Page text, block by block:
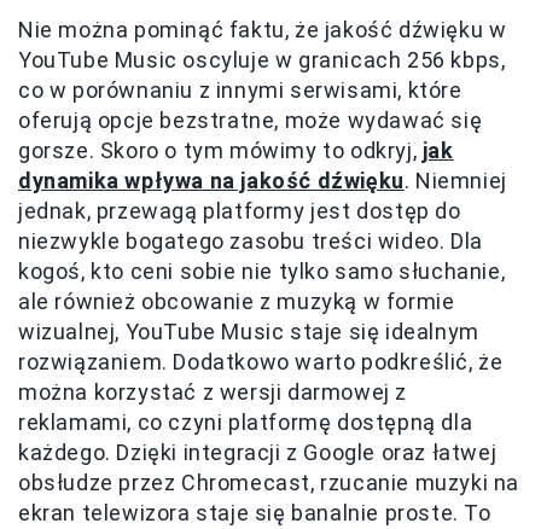
Nie można pominąć faktu, że jakość dźwięku w
YouTube Music oscyluje w granicach 256 kbps,
co w porównaniu z innymi serwisami, które
oferują opcje bezstratne, może wydawać się
gorsze. Skoro o tym mówimy to odkryj, jak
dynamika wpływa na jakość dźwięku. Niemniej
jednak, przewagą platformy jest dostęp do
niezwykle bogatego zasobu treści wideo. Dla
kogoś, kto ceni sobie nie tylko samo słuchanie,
ale również obcowanie z muzyką w formie
wizualnej, YouTube Music staje się idealnym
rozwiązaniem. Dodatkowo warto podkreślić, że
można korzystać z wersji darmowej z
reklamami, co czyni platformę dostępną dla
każdego. Dzięki integracji z Google oraz łatwej
obsłudze przez Chromecast, rzucanie muzyki na
ekran telewizora staje się banalnie proste. To